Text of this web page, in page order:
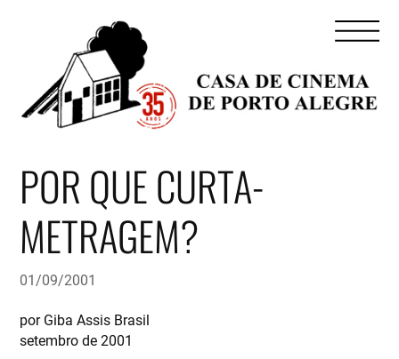
POR QUE CURTA-
METRAGEM?
01/09/2001
por Giba Assis Brasil
setembro de 2001